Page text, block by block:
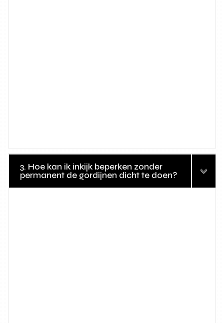
3. Hoe kan ik inkijk beperken zonder
permanent de gordijnen dicht te doen?